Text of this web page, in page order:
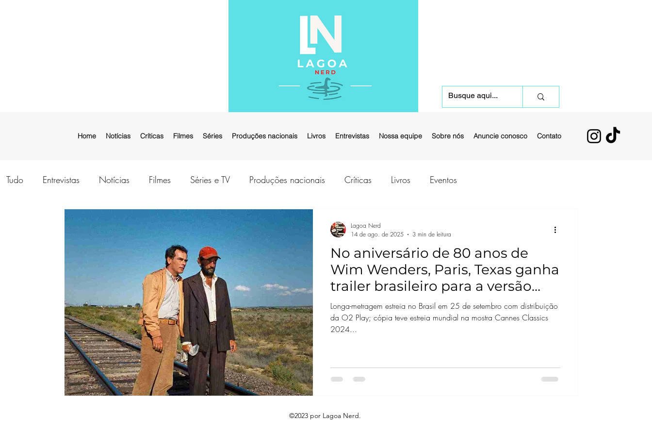
Home Notícias Críticas Filmes Séries Produções nacionais Livros Entrevistas Nossa equipe Sobre nós Anuncie conosco Contato
Tudo Entrevistas Notícias Filmes Séries e TV Produções nacionais Críticas Livros Eventos
No aniversário de 80 anos de
Wim Wenders, Paris, Texas ganha
trailer brasileiro para a versão
restaurada em 4K
Longa-metragem estreia no Brasil em 25 de setembro com distribuição
da O2 Play; cópia teve estreia mundial na mostra Cannes Classics
2024...
Lagoa Nerd
14 de ago. de 2025
3 min de leitura
©2023 por Lagoa Nerd.